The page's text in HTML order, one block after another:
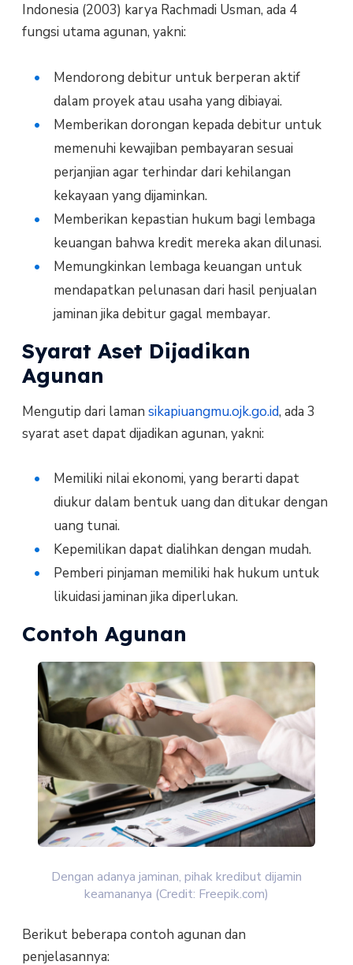
Indonesia (2003) karya Rachmadi Usman, ada 4
fungsi utama agunan, yakni:
Mendorong debitur untuk berperan aktif
dalam proyek atau usaha yang dibiayai.
Memberikan dorongan kepada debitur untuk
memenuhi kewajiban pembayaran sesuai
perjanjian agar terhindar dari kehilangan
kekayaan yang dijaminkan.
Memberikan kepastian hukum bagi lembaga
keuangan bahwa kredit mereka akan dilunasi.
Memungkinkan lembaga keuangan untuk
mendapatkan pelunasan dari hasil penjualan
jaminan jika debitur gagal membayar.
Syarat Aset Dijadikan
Agunan
Mengutip dari laman sikapiuangmu.ojk.go.id, ada 3
syarat aset dapat dijadikan agunan, yakni:
Memiliki nilai ekonomi, yang berarti dapat
diukur dalam bentuk uang dan ditukar dengan
uang tunai.
Kepemilikan dapat dialihkan dengan mudah.
Pemberi pinjaman memiliki hak hukum untuk
likuidasi jaminan jika diperlukan.
Contoh Agunan
Dengan adanya jaminan, pihak kredibut dijamin
keamananya (Credit: Freepik.com)
Berikut beberapa contoh agunan dan
penjelasannya: